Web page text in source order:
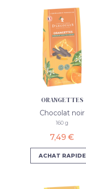
ORANGETTES
Chocolat noir
160 g
7,49 €
ACHAT RAPIDE